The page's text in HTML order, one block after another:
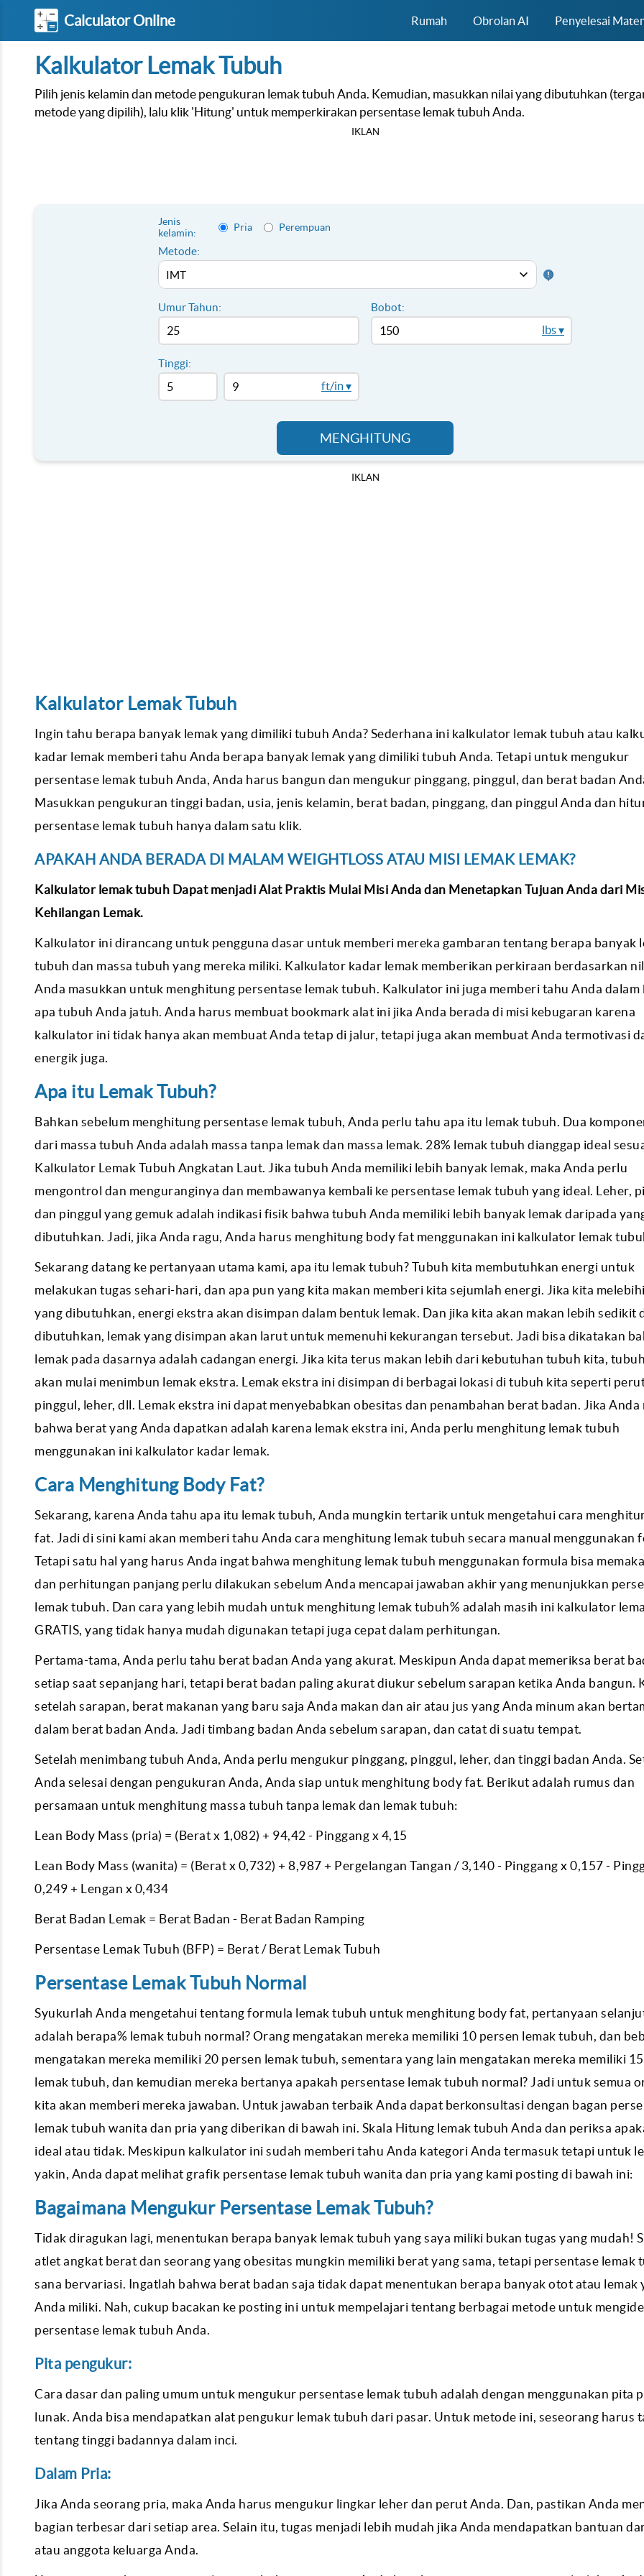
Calculator Online Rumah Obrolan AI Penyelesai
Kalkulator Lemak Tubuh
Pilih jenis kelamin dan metode pengukuran lemak tubuh Anda. Kemudian, masukkan nilai yang dibutuhkan
metode yang dipilih), lalu klik 'Hitung' untuk memperkirakan persentase lemak tubuh Anda.
IKLAN
Jenis
kelamin:
Pria Perempuan
Metode:
Umur Tahun: Bobot:
lbs ▾
Tinggi:
ft/in ▾
MENGHITUNG
IKLAN
Kalkulator Lemak Tubuh
Ingin tahu berapa banyak lemak yang dimiliki tubuh Anda? Sederhana ini kalkulator lemak tubuh atau
kadar lemak memberi tahu Anda berapa banyak lemak yang dimiliki tubuh Anda. Tetapi untuk mengukur
persentase lemak tubuh Anda, Anda harus bangun dan mengukur pinggang, pinggul, dan berat badan
Masukkan pengukuran tinggi badan, usia, jenis kelamin, berat badan, pinggang, dan pinggul Anda dan
persentase lemak tubuh hanya dalam satu klik.
APAKAH ANDA BERADA DI MALAM WEIGHTLOSS ATAU MISI LEMAK LEMAK?
Kalkulator lemak tubuh Dapat menjadi Alat Praktis Mulai Misi Anda dan Menetapkan Tujuan Anda dari
Kehilangan Lemak.
Kalkulator ini dirancang untuk pengguna dasar untuk memberi mereka gambaran tentang berapa banyak
tubuh dan massa tubuh yang mereka miliki. Kalkulator kadar lemak memberikan perkiraan berdasarkan
Anda masukkan untuk menghitung persentase lemak tubuh. Kalkulator ini juga memberi tahu Anda dalam
apa tubuh Anda jatuh. Anda harus membuat bookmark alat ini jika Anda berada di misi kebugaran karena
kalkulator ini tidak hanya akan membuat Anda tetap di jalur, tetapi juga akan membuat Anda termotivasi
energik juga.
Apa itu Lemak Tubuh?
Bahkan sebelum menghitung persentase lemak tubuh, Anda perlu tahu apa itu lemak tubuh. Dua
dari massa tubuh Anda adalah massa tanpa lemak dan massa lemak. 28% lemak tubuh dianggap ideal
Kalkulator Lemak Tubuh Angkatan Laut. Jika tubuh Anda memiliki lebih banyak lemak, maka Anda perlu
mengontrol dan menguranginya dan membawanya kembali ke persentase lemak tubuh yang ideal. Leher,
dan pinggul yang gemuk adalah indikasi fisik bahwa tubuh Anda memiliki lebih banyak lemak daripada
dibutuhkan. Jadi, jika Anda ragu, Anda harus menghitung body fat menggunakan ini kalkulator lemak
Sekarang datang ke pertanyaan utama kami, apa itu lemak tubuh? Tubuh kita membutuhkan energi untuk
melakukan tugas sehari-hari, dan apa pun yang kita makan memberi kita sejumlah energi. Jika kita
yang dibutuhkan, energi ekstra akan disimpan dalam bentuk lemak. Dan jika kita akan makan lebih sedikit
dibutuhkan, lemak yang disimpan akan larut untuk memenuhi kekurangan tersebut. Jadi bisa dikatakan
lemak pada dasarnya adalah cadangan energi. Jika kita terus makan lebih dari kebutuhan tubuh kita,
akan mulai menimbun lemak ekstra. Lemak ekstra ini disimpan di berbagai lokasi di tubuh kita seperti
pinggul, leher, dll. Lemak ekstra ini dapat menyebabkan obesitas dan penambahan berat badan. Jika Anda
bahwa berat yang Anda dapatkan adalah karena lemak ekstra ini, Anda perlu menghitung lemak tubuh
menggunakan ini kalkulator kadar lemak.
Cara Menghitung Body Fat?
Sekarang, karena Anda tahu apa itu lemak tubuh, Anda mungkin tertarik untuk mengetahui cara
fat. Jadi di sini kami akan memberi tahu Anda cara menghitung lemak tubuh secara manual menggunakan
Tetapi satu hal yang harus Anda ingat bahwa menghitung lemak tubuh menggunakan formula bisa
dan perhitungan panjang perlu dilakukan sebelum Anda mencapai jawaban akhir yang menunjukkan
lemak tubuh. Dan cara yang lebih mudah untuk menghitung lemak tubuh% adalah masih ini kalkulator
GRATIS, yang tidak hanya mudah digunakan tetapi juga cepat dalam perhitungan.
Pertama-tama, Anda perlu tahu berat badan Anda yang akurat. Meskipun Anda dapat memeriksa berat
setiap saat sepanjang hari, tetapi berat badan paling akurat diukur sebelum sarapan ketika Anda bangun.
setelah sarapan, berat makanan yang baru saja Anda makan dan air atau jus yang Anda minum akan
dalam berat badan Anda. Jadi timbang badan Anda sebelum sarapan, dan catat di suatu tempat.
Setelah menimbang tubuh Anda, Anda perlu mengukur pinggang, pinggul, leher, dan tinggi badan Anda.
Anda selesai dengan pengukuran Anda, Anda siap untuk menghitung body fat. Berikut adalah rumus dan
persamaan untuk menghitung massa tubuh tanpa lemak dan lemak tubuh:
Lean Body Mass (pria) = (Berat x 1,082) + 94,42 - Pinggang x 4,15
Lean Body Mass (wanita) = (Berat x 0,732) + 8,987 + Pergelangan Tangan / 3,140 - Pinggang x 0,157 -
0,249 + Lengan x 0,434
Berat Badan Lemak = Berat Badan - Berat Badan Ramping
Persentase Lemak Tubuh (BFP) = Berat / Berat Lemak Tubuh
Persentase Lemak Tubuh Normal
Syukurlah Anda mengetahui tentang formula lemak tubuh untuk menghitung body fat, pertanyaan
adalah berapa% lemak tubuh normal? Orang mengatakan mereka memiliki 10 persen lemak tubuh, dan
mengatakan mereka memiliki 20 persen lemak tubuh, sementara yang lain mengatakan mereka memiliki
lemak tubuh, dan kemudian mereka bertanya apakah persentase lemak tubuh normal? Jadi untuk semua
kita akan memberi mereka jawaban. Untuk jawaban terbaik Anda dapat berkonsultasi dengan bagan
lemak tubuh wanita dan pria yang diberikan di bawah ini. Skala Hitung lemak tubuh Anda dan periksa
ideal atau tidak. Meskipun kalkulator ini sudah memberi tahu Anda kategori Anda termasuk tetapi untuk
yakin, Anda dapat melihat grafik persentase lemak tubuh wanita dan pria yang kami posting di bawah ini:
Bagaimana Mengukur Persentase Lemak Tubuh?
Tidak diragukan lagi, menentukan berapa banyak lemak tubuh yang saya miliki bukan tugas yang mudah!
atlet angkat berat dan seorang yang obesitas mungkin memiliki berat yang sama, tetapi persentase lemak
sana bervariasi. Ingatlah bahwa berat badan saja tidak dapat menentukan berapa banyak otot atau lemak
Anda miliki. Nah, cukup bacakan ke posting ini untuk mempelajari tentang berbagai metode untuk
persentase lemak tubuh Anda.
Pita pengukur:
Cara dasar dan paling umum untuk mengukur persentase lemak tubuh adalah dengan menggunakan pita
lunak. Anda bisa mendapatkan alat pengukur lemak tubuh dari pasar. Untuk metode ini, seseorang harus
tentang tinggi badannya dalam inci.
Dalam Pria:
Jika Anda seorang pria, maka Anda harus mengukur lingkar leher dan perut Anda. Dan, pastikan Anda
bagian terbesar dari setiap area. Selain itu, tugas menjadi lebih mudah jika Anda mendapatkan bantuan
atau anggota keluarga Anda.